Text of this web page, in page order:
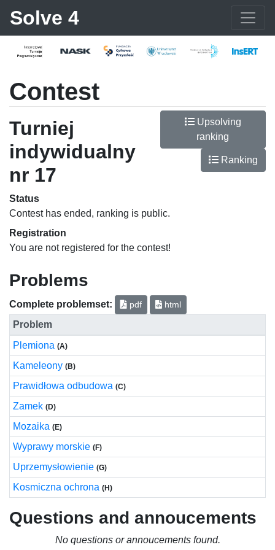
Solve 4
Contest
Turniej
indywidualny
nr 17
Upsolving
ranking
Ranking
Status
Contest has ended, ranking is public.
Registration
You are not registered for the contest!
Problems
Complete problemset: pdf html
Problem
Plemiona (A)
Kameleony (B)
Prawidłowa odbudowa (C)
Zamek (D)
Mozaika (E)
Wyprawy morskie (F)
Uprzemysłowienie (G)
Kosmiczna ochrona (H)
Questions and annoucements
No questions or annoucements found.